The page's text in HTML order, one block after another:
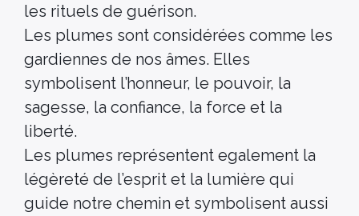
les rituels de guérison.
Les plumes sont considérées comme les
gardiennes de nos âmes. Elles
symbolisent l’honneur, le pouvoir, la
sagesse, la confiance, la force et la
liberté.
Les plumes représentent egalement la
légèreté de l’esprit et la lumière qui
guide notre chemin et symbolisent aussi